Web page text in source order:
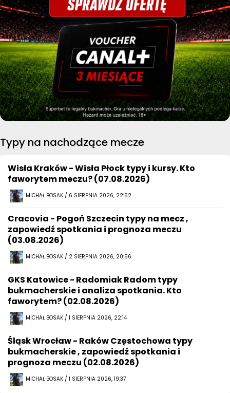
Typy na nachodzące mecze
Wisła Kraków - Wisła Płock typy i kursy. Kto
faworytem meczu? (07.08.2026)
MICHAŁ BOSAK / 6 SIERPNIA 2026, 22:52
Cracovia - Pogoń Szczecin typy na mecz ,
zapowiedź spotkania i prognoza meczu
(03.08.2026)
MICHAŁ BOSAK / 2 SIERPNIA 2026, 20:56
GKS Katowice - Radomiak Radom typy
bukmacherskie i analiza spotkania. Kto
faworytem? (02.08.2026)
MICHAŁ BOSAK / 1 SIERPNIA 2026, 22:14
Śląsk Wrocław - Raków Częstochowa typy
bukmacherskie , zapowiedź spotkania i
prognoza meczu (02.08.2026)
MICHAŁ BOSAK / 1 SIERPNIA 2026, 19:37